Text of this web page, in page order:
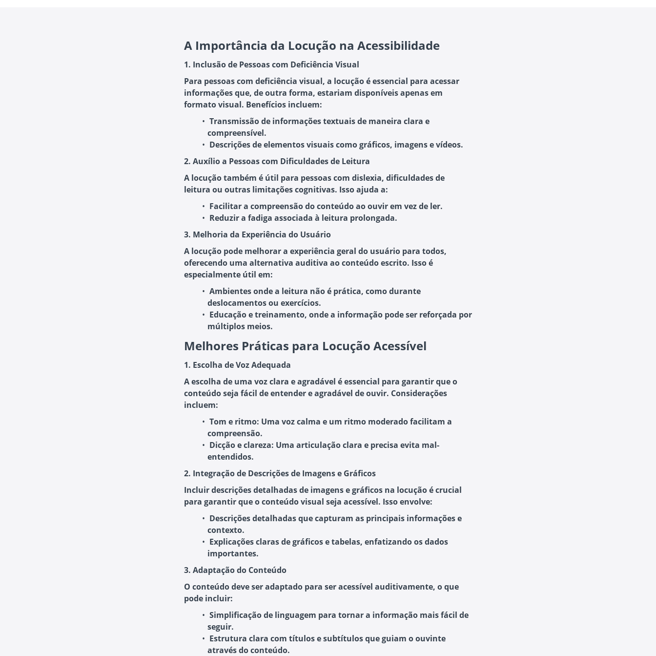
A Importância da Locução na Acessibilidade
1. Inclusão de Pessoas com Deficiência Visual
Para pessoas com deficiência visual, a locução é essencial para acessar
informações que, de outra forma, estariam disponíveis apenas em
formato visual. Benefícios incluem:
Transmissão de informações textuaisde maneira clara e
compreensível.
Descrições de elementos visuaiscomo gráficos, imagens e vídeos.
2. Auxílio a Pessoas com Dificuldades de Leitura
A locução também é útil para pessoas com dislexia, dificuldades de
leitura ou outras limitações cognitivas. Isso ajuda a:
Facilitar a compreensão do conteúdoao ouvir em vez de ler.
Reduzir a fadiga associada à leitura prolongada.
3. Melhoria da Experiência do Usuário
A locução pode melhorar a experiência geral do usuário para todos,
oferecendo uma alternativa auditiva ao conteúdo escrito. Isso é
especialmente útil em:
Ambientes onde a leitura não é prática, como durante
deslocamentos ou exercícios.
Educação e treinamento, onde a informação pode ser reforçada por
múltiplos meios.
Melhores Práticas para Locução Acessível
1. Escolha de Voz Adequada
A escolha de uma voz clara e agradável é essencial para garantir que o
conteúdo seja fácil de entender e agradável de ouvir. Considerações
incluem:
Tom e ritmo: Uma voz calma e um ritmo moderado facilitam a
compreensão.
Dicção e clareza: Uma articulação clara e precisa evita mal-
entendidos.
2. Integração de Descrições de Imagens e Gráficos
Incluir descrições detalhadas de imagens e gráficos na locução é crucial
para garantir que o conteúdo visual seja acessível. Isso envolve:
Descrições detalhadasque capturam as principais informações e
contexto.
Explicações clarasde gráficos e tabelas, enfatizando os dados
importantes.
3. Adaptação do Conteúdo
O conteúdo deve ser adaptado para ser acessível auditivamente, o que
pode incluir:
Simplificação de linguagem para tornar a informação mais fácil de
seguir.
Estrutura clara com títulos e subtítulos que guiam o ouvinte
através do conteúdo.